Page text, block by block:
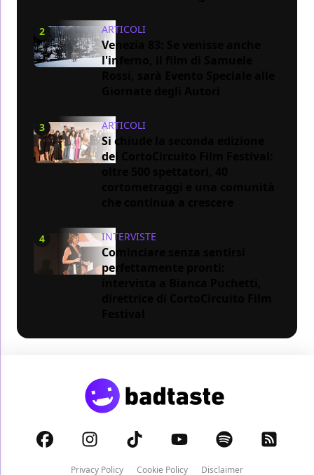
2 ARTICOLI
Venezia 83: Se venisse anche
l'inferno, il film di Samuele
3 ARTICOLI
Si chiude la seconda edizione
del CortoCircuito Film Festival:
4 INTERVISTE
Cominciare senza sentirsi
perfettamente pronti:
Privacy Policy Cookie Policy Disclaimer